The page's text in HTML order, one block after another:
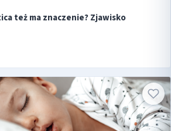
też ma znaczenie? Zjawisko